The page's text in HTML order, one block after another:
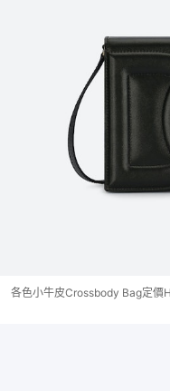
各色小牛皮Crossbody Bag定價